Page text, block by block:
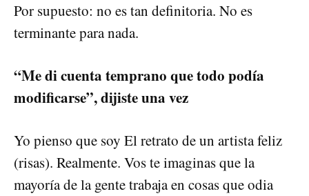
Por supuesto: no es tan definitoria. No es
terminante para nada.
“Me di cuenta temprano que todo podía
modificarse”, dijiste una vez
Yo pienso que soy El retrato de un artista feliz
(risas). Realmente. Vos te imaginas que la
mayoría de la gente trabaja en cosas que odia